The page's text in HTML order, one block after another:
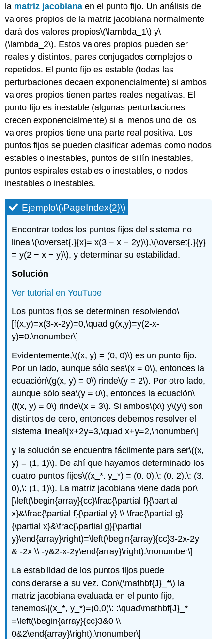
la matriz jacobiana en el punto fijo. Un análisis de
valores propios de la matriz jacobiana normalmente
dará dos valores propios\(\lambda_1\) y\
(\lambda_2\). Estos valores propios pueden ser
reales y distintos, pares conjugados complejos o
repetidos. El punto fijo es estable (todas las
perturbaciones decaen exponencialmente) si ambos
valores propios tienen partes reales negativas. El
punto fijo es inestable (algunas perturbaciones
crecen exponencialmente) si al menos uno de los
valores propios tiene una parte real positiva. Los
puntos fijos se pueden clasificar además como nodos
estables o inestables, puntos de sillín inestables,
puntos espirales estables o inestables, o nodos
inestables o inestables.
Ejemplo\(\PageIndex{2}\)
Encontrar todos los puntos fijos del sistema no
lineal\(\overset{.}{x}= x(3 − x − 2y)\),\(\overset{.}{y}
= y(2 − x − y)\), y determinar su estabilidad.
Solución
Ver tutorial en YouTube
Los puntos fijos se determinan resolviendo\
[f(x,y)=x(3-x-2y)=0,\quad g(x,y)=y(2-x-
y)=0.\nonumber\]
Evidentemente,\((x, y) = (0, 0)\) es un punto fijo.
Por un lado, aunque sólo sea\(x = 0\), entonces la
ecuación\(g(x, y) = 0\) rinde\(y = 2\). Por otro lado,
aunque sólo sea\(y = 0\), entonces la ecuación\
(f(x, y) = 0\) rinde\(x = 3\). Si ambos\(x\) y\(y\) son
distintos de cero, entonces debemos resolver el
sistema lineal\[x+2y=3,\quad x+y=2,\nonumber\]
y la solución se encuentra fácilmente para ser\((x,
y) = (1, 1)\). De ahí que hayamos determinado los
cuatro puntos fijos\((x_*, y_*) = (0, 0),\: (0, 2),\: (3,
0),\: (1, 1)\). La matriz jacobiana viene dada por\
[\left(\begin{array}{cc}\frac{\partial f}{\partial
x}&\frac{\partial f}{\partial y} \\ \frac{\partial g}
{\partial x}&\frac{\partial g}{\partial
y}\end{array}\right)=\left(\begin{array}{cc}3-2x-2y
& -2x \\ -y&2-x-2y\end{array}\right).\nonumber\]
La estabilidad de los puntos fijos puede
considerarse a su vez. Con\(\mathbf{J}_*\) la
matriz jacobiana evaluada en el punto fijo,
tenemos\[(x_*, y_*)=(0,0)\: :\quad\mathbf{J}_*
=\left(\begin{array}{cc}3&0 \\
0&2\end{array}\right).\nonumber\]